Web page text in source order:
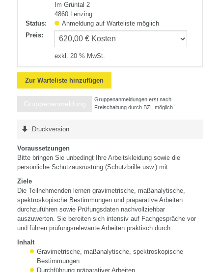
Im Grüntal 2
4860 Lenzing
Status:
Anmeldung auf Warteliste möglich
Preis:
exkl. 20 % MwSt.
Zur Warteliste hinzufügen
Gruppenanmeldung
Gruppenanmeldungen erst nach
Freischaltung durch BZL möglich.
Druckversion
Voraussetzungen
Bitte bringen Sie unbedingt Ihre Arbeitskleidung sowie die
persönliche Schutzausrüstung (Schutzbrille usw.) mit
Ziele
Die Teilnehmenden lernen gravimetrische, maßanalytische,
spektroskopische Bestimmungen und präparative Arbeiten
durchzuführen sowie Prüfungsdaten nachvollziehbar
auszuwerten. Sie bereiten sich intensiv auf Fachgespräche vor
und führen prüfungsrelevante Arbeiten praktisch durch.
Inhalt
Gravimetrische, maßanalytische, spektroskopische
Bestimmungen
Durchführung präparativer Arbeiten